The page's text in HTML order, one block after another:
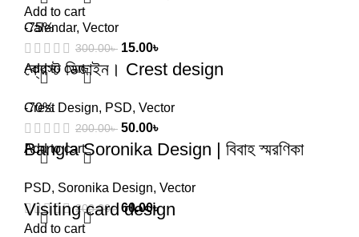
Add to cart
Calendar, Vector
300.00৳ 15.00৳
Add to cart
-75%
ক্রেস্ট ডিজাইন। Crest design
Crest Design, PSD, Vector
200.00৳ 50.00৳
Add to cart
-70%
Bangla Soronika Design | বিবাহ স্মরণিকা
PSD, Soronika Design, Vector
200.00৳ 60.00৳
Add to cart
Visiting card design